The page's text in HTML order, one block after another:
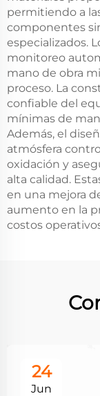
permitiendo a
componentes
especializados.
monitoreo
mano de obra
proceso. La
confiable del
mínimas de
Además, el
atmósfera
oxidación y
alta calidad.
en una mejora
aumento en la
costos
24
Jun